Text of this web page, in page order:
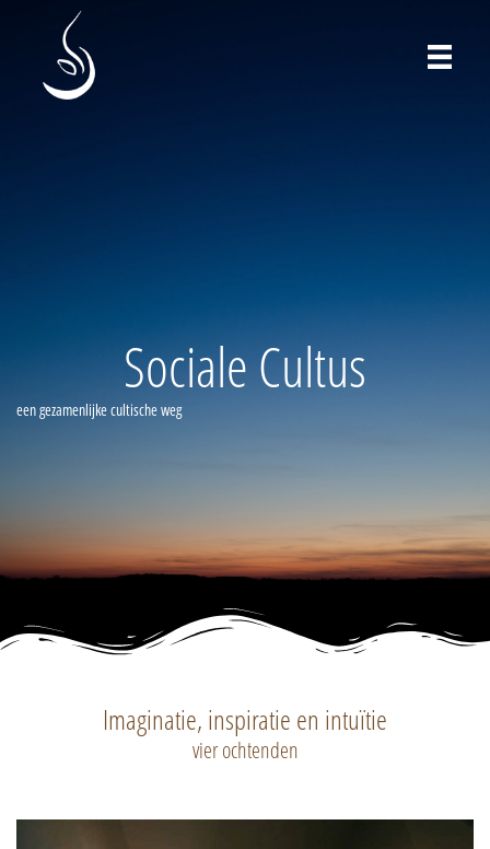
Sociale Cultus
een gezamenlijke cultische weg
Imaginatie, inspiratie en intuïtie
vier ochtenden